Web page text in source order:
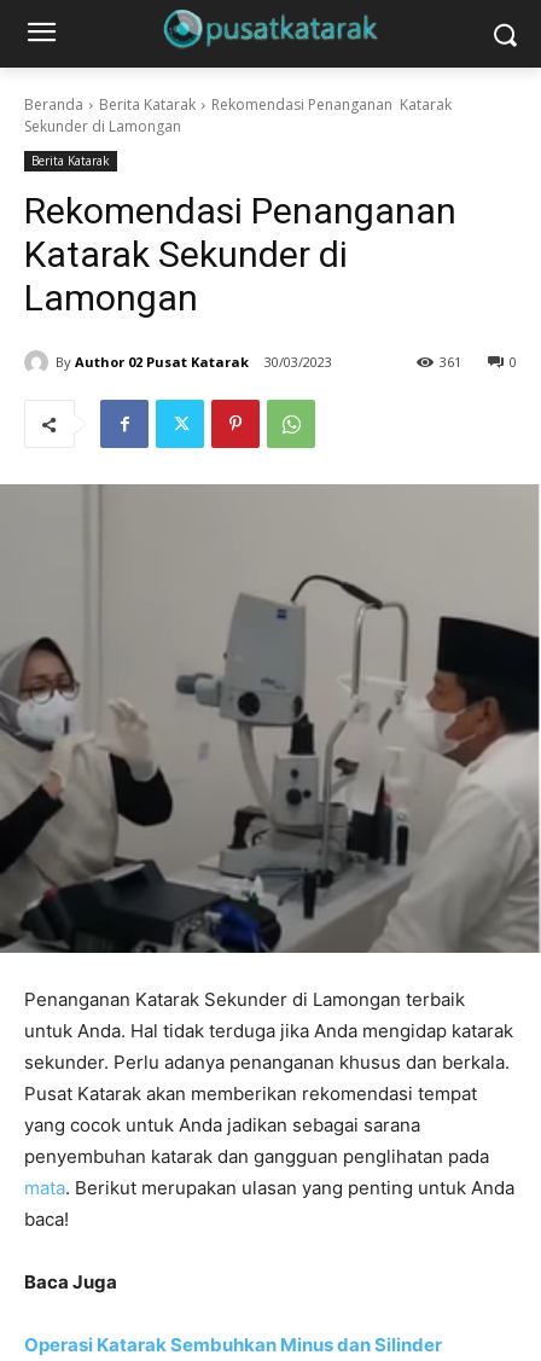
Beranda Berita Katarak
Rekomendasi Penanganan Katarak
Sekunder di Lamongan
Berita Katarak
Rekomendasi Penanganan
Katarak Sekunder di
Lamongan
By Author 02 Pusat Katarak 30/03/2023 0
361
Penanganan Katarak Sekunder di Lamongan terbaik
untuk Anda. Hal tidak terduga jika Anda mengidap katarak
sekunder. Perlu adanya penanganan khusus dan berkala.
Pusat Katarak akan memberikan rekomendasi tempat
yang cocok untuk Anda jadikan sebagai sarana
penyembuhan katarak dan gangguan penglihatan pada
mata. Berikut merupakan ulasan yang penting untuk Anda
baca!
Baca Juga
Operasi Katarak Sembuhkan Minus dan Silinder